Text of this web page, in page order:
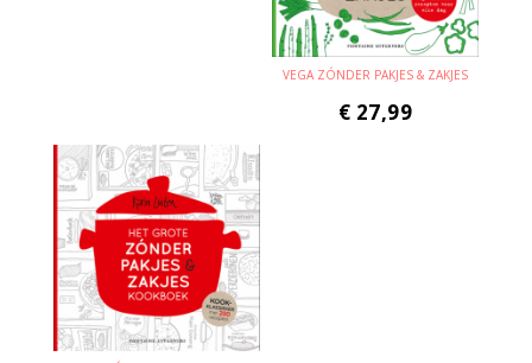
VEGA ZÓNDER PAKJES & ZAKJES
€ 27,99